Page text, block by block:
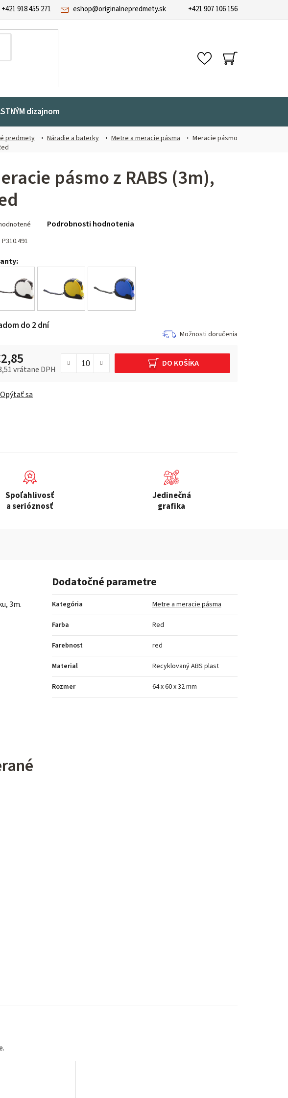
eshop@originalnepredmety.sk
+421 918 455 271 +421 907 106 156
NÁKUPNÝ
KOŠÍK
dizajnom
predmety Náradie a baterky Metre a meracie pásma
Meracie pásmo
pásmo z RABS (3m),
Podrobnosti hodnotenia
P310.491
do 2 dní
Možnosti doručenia
vrátane DPH
DO KOŠÍKA
Opýtať sa
Spoľahlivosť
a serióznosť
Jedinečná
grafika
3m.
Dodatočné parametre
Kategória Metre a meracie pásma
Farba Red
Farebnost red
Material Recyklovaný ABS plast
Rozmer 64 x 60 x 32 mm